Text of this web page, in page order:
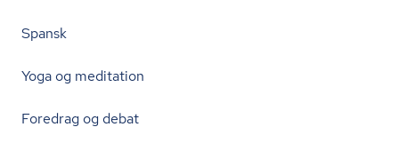
Spansk
Yoga og meditation
Foredrag og debat